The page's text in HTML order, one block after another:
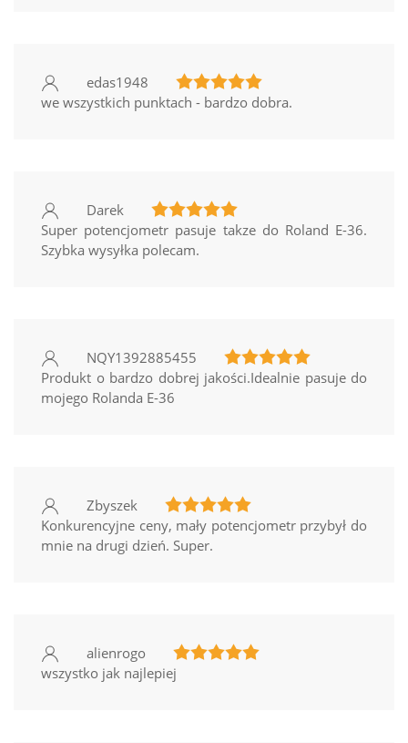
edas1948
we wszystkich punktach - bardzo dobra.
Darek
Super potencjometr pasuje takze do Roland E-36.
Szybka wysyłka polecam.
NQY1392885455
Produkt o bardzo dobrej jakości.Idealnie pasuje do
mojego Rolanda E-36
Zbyszek
Konkurencyjne ceny, mały potencjometr przybył do
mnie na drugi dzień. Super.
alienrogo
wszystko jak najlepiej